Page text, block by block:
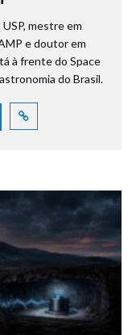
mestre em
e doutor em
à frente do Space
do Brasil.